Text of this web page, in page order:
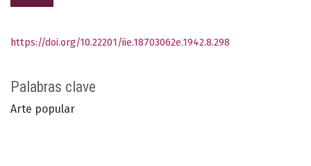
Palabras clave
Arte popular
https://doi.org/10.22201/iie.18703062e.1942.8.298